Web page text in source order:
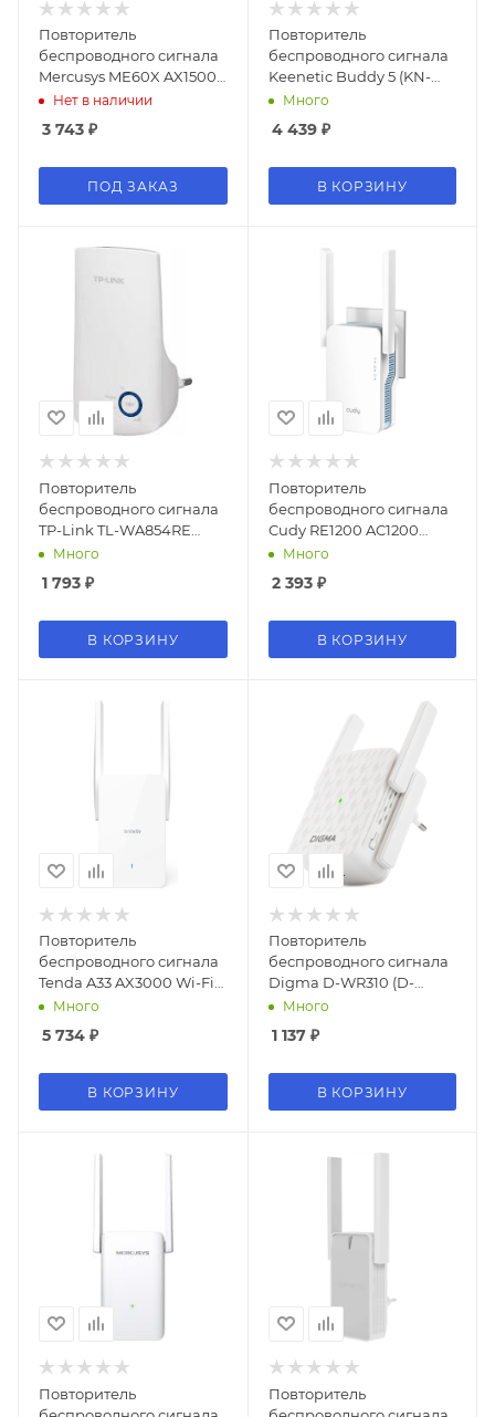
Повторитель
беспроводного сигнала
Mercusys ME60X AX1500
10/100/1000BASE-TX
Нет в наличии
3 743 ₽
ПОД ЗАКАЗ
Повторитель
беспроводного сигнала
Keenetic Buddy 5 (KN-
3311) AC1200 10/100BASE-
Много
4 439₽
В КОРЗИНУ
Повторитель
беспроводного сигнала
TP-Link TL-WA854RE
N300 Wi-Fi белый
Много
1 793 ₽
В КОРЗИНУ
Повторитель
беспроводного сигнала
Cudy RE1200 AC1200
10/100BASE-TX/Wi-Fi
Много
2 393₽
В КОРЗИНУ
Повторитель
беспроводного сигнала
Tenda A33 AX3000 Wi-Fi
белый
Много
5 734 ₽
В КОРЗИНУ
Повторитель
беспроводного сигнала
Digma D-WR310 (D-
WR310V2) N300 Wi-Fi
Много
1 137₽
В КОРЗИНУ
Повторитель
Повторитель